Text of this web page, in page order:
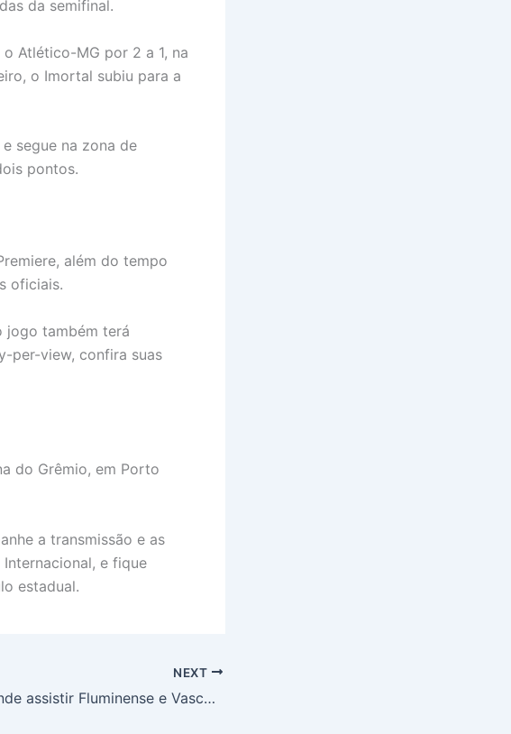
da semifinal.
Atlético-MG por 2 a 1, na
o Imortal subiu para a
segue na zona de
pontos.
além do tempo
oficiais.
jogo também terá
per-view, confira suas
do Grêmio, em Porto
a transmissão e as
e fique
estadual.
NEXT
Onde assistir Fluminense e Vasco, semifinal do Campeonato Carioca no Maracanã em 01/03/2026 às 18h, veja TV Globo, SporTV, Premiere e GeTV e entenda quem avança